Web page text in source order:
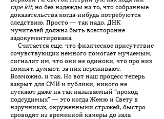
rape kit, но без надежды на то, что собранные
доказательства когда-нибудь потребуются
следствию. Просто — так надо. ДНК
мучителей должна быть всесторонне
задокументирована.
Считается еще, что физическое присутствие
сочувствующих немного помогает мучаемым,
сигналит им, что они не одиноки, что про них
помнят, думают, за них переживают.
Возможно, и так. Но вот наш процесс теперь
закрыт для СМИ и публики, никого не
пускают даже на так называемый “проход
подсудимых” — это когда Женю и Свету в
наручниках, окруженными стражей, быстро
проводят из временной камеры до зала